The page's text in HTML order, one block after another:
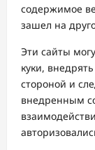
содержимое
зашел на
Эти сайты
куки,
стороной и
внедренным